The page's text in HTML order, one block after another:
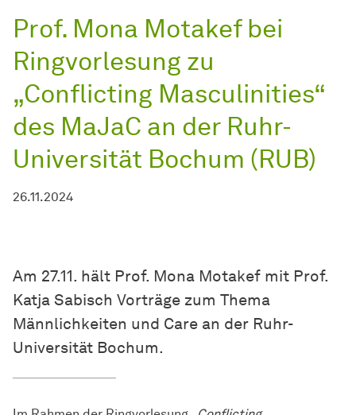
Prof. Mona Motakef bei
Ringvorlesung zu
„Conflicting Masculinities“
des MaJaC an der Ruhr-
Universität Bochum (RUB)
26.11.2024
Am 27.11. hält Prof. Mona Motakef mit Prof.
Katja Sabisch Vorträge zum Thema
Männlichkeiten und Care an der Ruhr-
Universität Bochum.